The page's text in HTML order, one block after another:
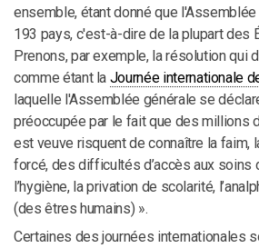
ensemble, étant donné que
193 pays, c'est-à-dire de la plupart des
Prenons, par exemple, la résolution qui
comme étant la Journée internationale
laquelle l'Assemblée générale se
préoccupée par le fait que des millions
est veuve risquent de connaître la faim,
forcé, des difficultés d’accès aux soins
l’hygiène, la privation de scolarité,
(des êtres humains) ».
Certaines des journées internationales